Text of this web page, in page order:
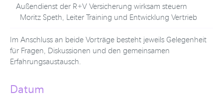
Außendienst der R+V Versicherung wirksam steuern
Moritz Speth, Leiter Training und Entwicklung Vertrieb
Im Anschluss an beide Vorträge besteht jeweils Gelegenheit
für Fragen, Diskussionen und den gemeinsamen
Erfahrungsaustausch.
Datum